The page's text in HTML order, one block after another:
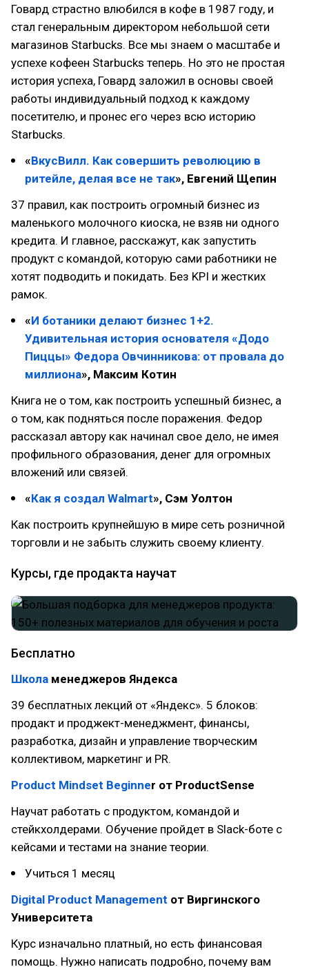
Говард страстно влюбился в кофе в 1987 году, и
стал генеральным директором небольшой сети
магазинов Starbucks. Все мы знаем о масштабе и
успехе кофеен Starbucks теперь. Но это не простая
история успеха, Говард заложил в основы своей
работы индивидуальный подход к каждому
посетителю, и пронес его через всю историю
Starbucks.
«ВкусВилл. Как совершить революцию в
ритейле, делая все не так», Евгений Щепин
37 правил, как построить огромный бизнес из
маленького молочного киоска, не взяв ни одного
кредита. И главное, расскажут, как запустить
продукт с командой, которую сами работники не
хотят подводить и покидать. Без KPI и жестких
рамок.
«И ботаники делают бизнес 1+2.
Удивительная история основателя «Додо
Пиццы» Федора Овчинникова: от провала до
миллиона», Максим Котин
Книга не о том, как построить успешный бизнес, а
о том, как подняться после поражения. Федор
рассказал автору как начинал свое дело, не имея
профильного образования, денег для огромных
вложений или связей.
«Как я создал Walmart», Сэм Уолтон
Как построить крупнейшую в мире сеть розничной
торговли и не забыть служить своему клиенту.
Курсы, где продакта научат
Бесплатно
Школа менеджеров Яндекса
39 бесплатных лекций от «Яндекс». 5 блоков:
продакт и проджект-менеджмент, финансы,
разработка, дизайн и управление творческим
коллективом, маркетинг и PR.
Product Mindset Beginner от ProductSense
Научат работать с продуктом, командой и
стейкхолдерами. Обучение пройдет в Slack-боте с
кейсами и тестами на знание теории.
Учиться 1 месяц
Digital Product Management от Виргинского
Университета
Курс изначально платный, но есть финансовая
помощь. Нужно написать подробно, почему вам